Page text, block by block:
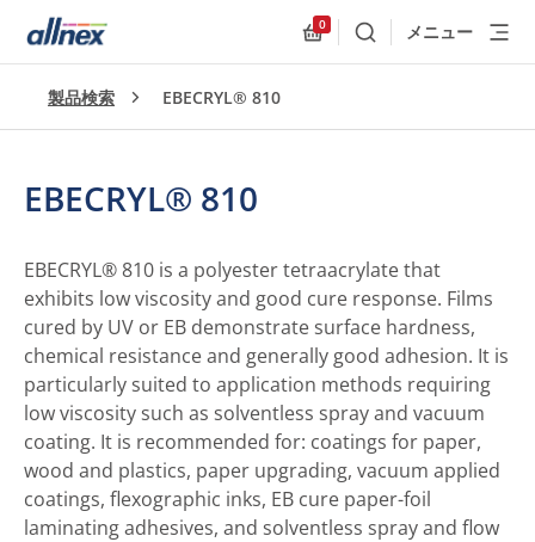
0
検索 メニュー
製品検索 EBECRYL® 810
EBECRYL® 810
EBECRYL® 810 is a polyester tetraacrylate that
exhibits low viscosity and good cure response. Films
cured by UV or EB demonstrate surface hardness,
chemical resistance and generally good adhesion. It is
particularly suited to application methods requiring
low viscosity such as solventless spray and vacuum
coating. It is recommended for: coatings for paper,
wood and plastics, paper upgrading, vacuum applied
coatings, flexographic inks, EB cure paper-foil
laminating adhesives, and solventless spray and flow